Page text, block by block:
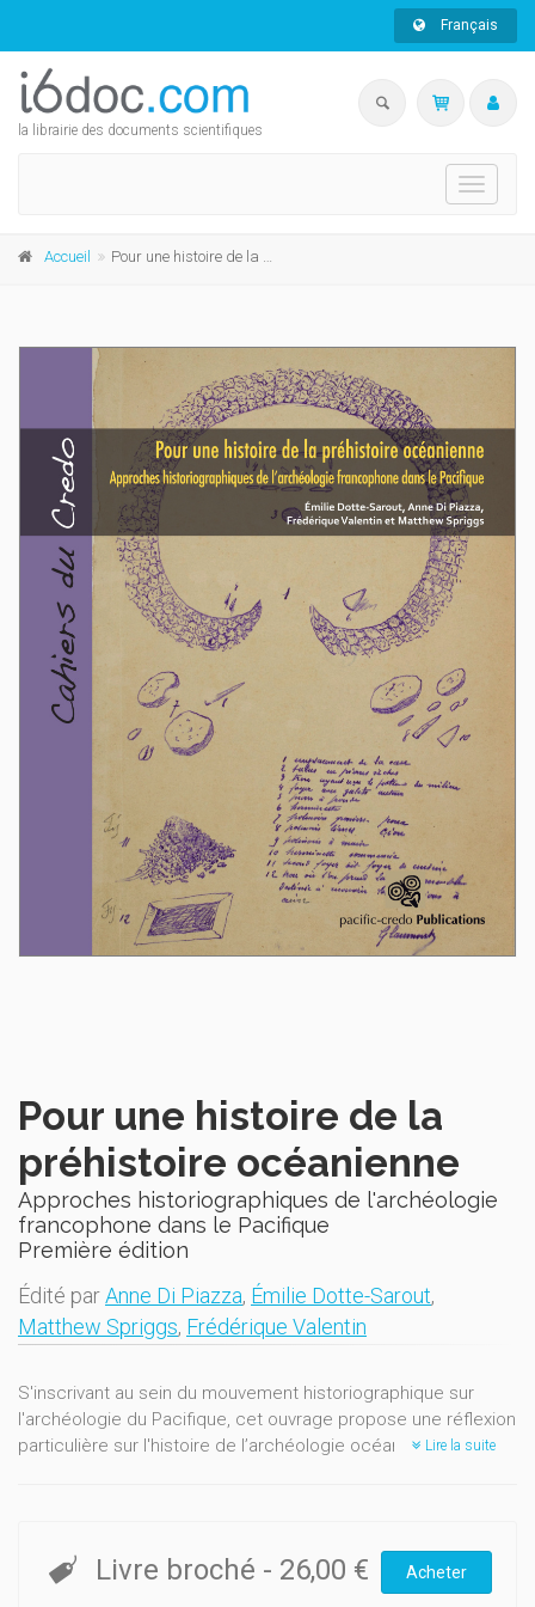
Français
la librairie des documents scientifiques
Toggle
Accueil Pour une histoire de la préhistoire océanienne
Pour une histoire de la
préhistoire océanienne
Approches historiographiques de l'archéologie
francophone dans le Pacifique
Première édition
Édité parAnne Di Piazza, Émilie Dotte-Sarout,
Matthew Spriggs, Frédérique Valentin
S'inscrivant au sein du mouvement historiographique sur
l'archéologie du Pacifique, cet ouvrage propose une réflexion
particulière sur l'histoire de l’archéologie océanienne
d’historiens, d’anthropologues, de conservateurs et
d’écrivains. Les auteur.e.s interrogent le contexte
Lire la suite
Livre broché - 26,00 € Acheter